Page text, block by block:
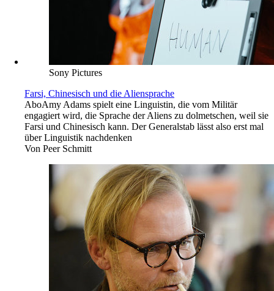
Sony Pictures
Farsi, Chinesisch und die Aliensprache
AboAmy Adams spielt eine Linguistin, die vom Militär
engagiert wird, die Sprache der Aliens zu dolmetschen, weil sie
Farsi und Chinesisch kann. Der Generalstab lässt also erst mal
über Linguistik nachdenken
Von Peer Schmitt